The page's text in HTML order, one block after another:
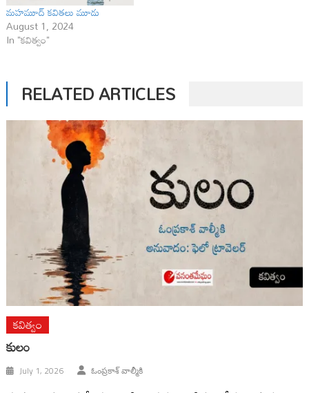
మహమూద్ కవితలు మూడు
August 1, 2024
In "కవిత్వం"
RELATED ARTICLES
కవిత్వం
కులం
July 1, 2026 ఓంప్రకాశ్ వాల్మీకి